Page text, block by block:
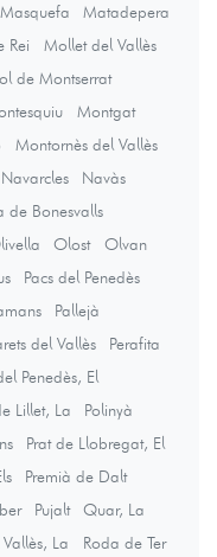
Masquefa
Matadepera
Rei
Mollet del Vallès
de Montserrat
Montgat
Montornès del Vallès
Navarcles
Navàs
de Bonesvalls
Olost
Olvan
Pacs del Penedès
Pallejà
del Vallès
Perafita
Penedès, El
Lillet, La
Polinyà
Prat de Llobregat, El
Premià de Dalt
Pujalt
Quar, La
La
Roda de Ter